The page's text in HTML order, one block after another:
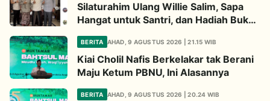
Silaturahim Ulang Willie Salim, Sapa
Hangat untuk Santri, dan Hadiah Buku
dari Kiai
BERITA AHAD, 9 AGUSTUS 2026 | 21.15 WIB
Kiai Cholil Nafis Berkelakar tak Berani
Maju Ketum PBNU, Ini Alasannya
BERITA AHAD, 9 AGUSTUS 2026 | 20.24 WIB